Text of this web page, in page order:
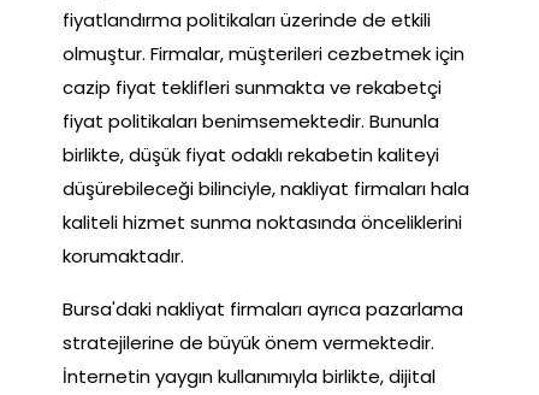
fiyatlandırma politikaları üzerinde de etkili
olmuştur. Firmalar, müşterileri cezbetmek için
cazip fiyat teklifleri sunmakta ve rekabetçi
fiyat politikaları benimsemektedir. Bununla
birlikte, düşük fiyat odaklı rekabetin kaliteyi
düşürebileceği bilinciyle, nakliyat firmaları hala
kaliteli hizmet sunma noktasında önceliklerini
korumaktadır.
Bursa'daki nakliyat firmaları ayrıca pazarlama
stratejilerine de büyük önem vermektedir.
İnternetin yaygın kullanımıyla birlikte, dijital